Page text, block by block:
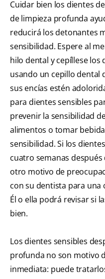
Cuidar bien los dientes
de limpieza profunda
reducirá los detonantes
sensibilidad. Espere al
hilo dental y cepíllese los
usando un cepillo dental
sus encías estén
para dientes sensibles
prevenir la sensibilidad
alimentos o tomar
sensibilidad. Si los
cuatro semanas
otro motivo de
con su dentista para una
Él o ella podrá revisar si
bien.
Los dientes sensibles
profunda no son motivo
inmediata: puede